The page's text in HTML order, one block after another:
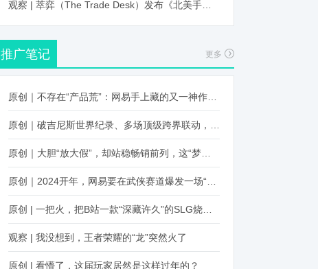
推广笔记 更多
观察 | 我没想到，王者荣耀的“龙”突然火了
原创 | 看懵了，这届玩家居然是这样过年的？